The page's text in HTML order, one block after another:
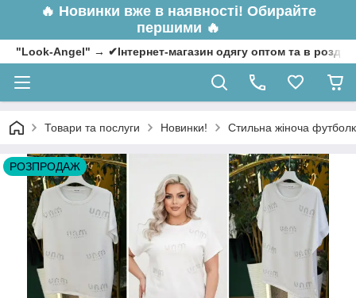
🔥 Новинки вже в наявності! Обирайте
першими 🔥
"Look-Angel" → ✔Інтернет-магазин одягу оптом та в
Товари та послуги Новинки! Стильна жіноча
РОЗПРОДАЖ